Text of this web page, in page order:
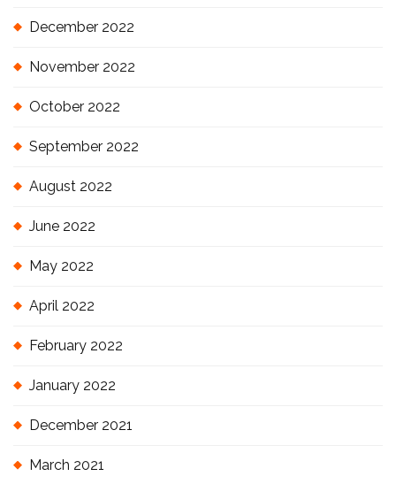
December 2022
November 2022
October 2022
September 2022
August 2022
June 2022
May 2022
April 2022
February 2022
January 2022
December 2021
March 2021